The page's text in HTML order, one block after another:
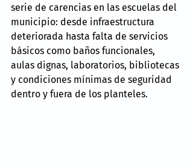
serie de carencias en las escuelas del
municipio: desde infraestructura
deteriorada hasta falta de servicios
básicos como baños funcionales,
aulas dignas, laboratorios, bibliotecas
y condiciones mínimas de seguridad
dentro y fuera de los planteles.